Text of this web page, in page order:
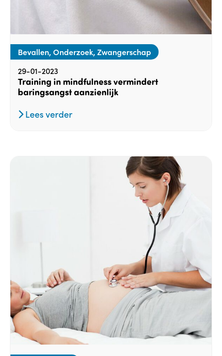
Bevallen, Onderzoek, Zwangerschap
29-01-2023
Training in mindfulness vermindert
baringsangst aanzienlijk
Lees verder